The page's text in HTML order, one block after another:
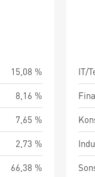
15,08 %
8,16 %
7,65 %
2,73 %
66,38 %
IT/